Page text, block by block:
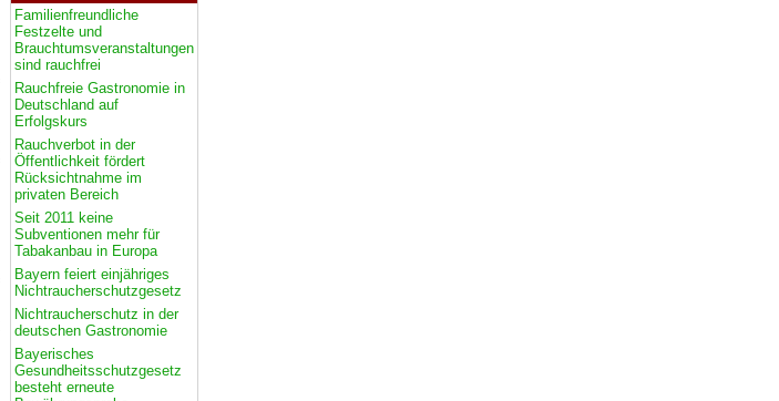
Familienfreundliche
Festzelte und
Brauchtumsveranstaltungen
sind rauchfrei
Rauchfreie Gastronomie in
Deutschland auf
Erfolgskurs
Rauchverbot in der
Öffentlichkeit fördert
Rücksichtnahme im
privaten Bereich
Seit 2011 keine
Subventionen mehr für
Tabakanbau in Europa
Bayern feiert einjähriges
Nichtraucherschutzgesetz
Nichtraucherschutz in der
deutschen Gastronomie
Bayerisches
Gesundheitsschutzgesetz
besteht erneute